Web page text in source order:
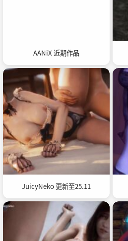
AANiX 近期作品
JuicyNeko 更新至25.11